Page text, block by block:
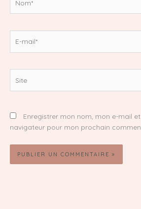
mail*
Enregistrer mon nom, mon e-mail
navigateur pour mon prochain